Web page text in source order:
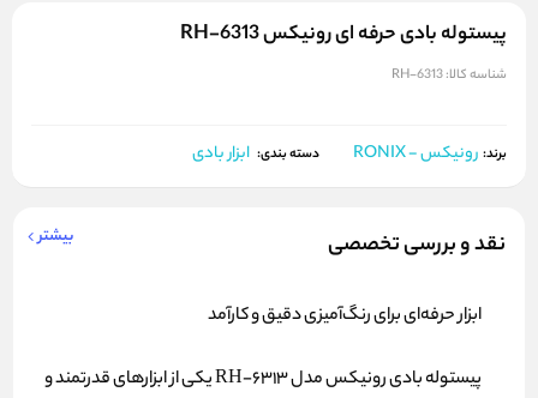
پیستوله بادی حرفه ای رونیکس RH-6313
شناسه کالا:RH-6313
برند: رونیکس - RONIX دسته بندی: ابزار بادی
نقد و بررسی تخصصی بیشتر
ابزار حرفه‌ای برای رنگ‌آمیزی دقیق و کارآمد
پیستوله بادی رونیکس مدل RH-6313 یکی از ابزارهای قدرتمند و